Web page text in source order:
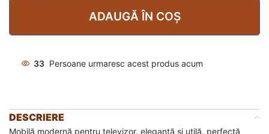
ADAUGĂ ÎN COȘ
33 Persoane urmaresc acest produs acum
DESCRIERE
Mobilă modernă pentru televizor, elegantă și utilă, perfectă